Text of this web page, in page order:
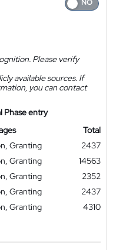
Please verify
available sources. If
you can contact
Phase entry
Total
Granting
2437
Granting
14563
Granting
2352
Granting
2437
Granting
4310